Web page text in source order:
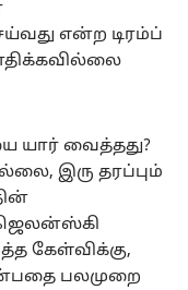
என்ற டிரம்ப்
யார் வைத்தது?
இரு தரப்பும்
ஜெலன்ஸ்கி
கேள்விக்கு,
பலமுறை